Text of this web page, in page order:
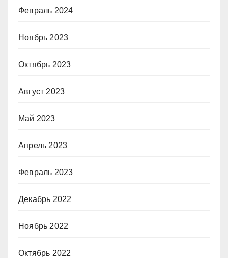
Февраль 2024
Ноябрь 2023
Октябрь 2023
Август 2023
Май 2023
Апрель 2023
Февраль 2023
Декабрь 2022
Ноябрь 2022
Октябрь 2022